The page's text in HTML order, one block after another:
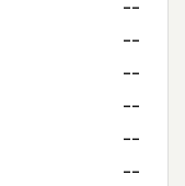
--
--
--
--
--
--